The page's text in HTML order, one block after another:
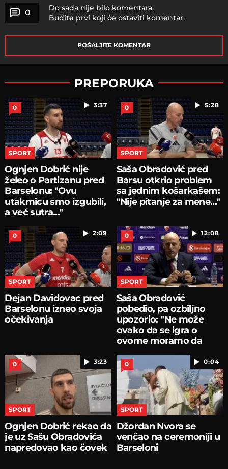
0
Do sada nije bilo komentara.
Budite prvi koji će ostaviti komentar.
POŠALJITE KOMENTAR
PREPORUKA
3:37
0
SPORT
Ognjen Dobrić nije
želeo o Partizanu pred
Barselonu: "Ovu
utakmicu smo izgubili,
a već sutra..."
5:28
0
SPORT
Saša Obradović pred
Barsu otkrio problem
sa jednim košarkašem:
"Nije pitanje za mene..."
2:09
0
SPORT
Dejan Davidovac pred
Barselonu izneo svoja
očekivanja
12:08
0
SPORT
Saša Obradović
pobedio, pa ozbiljno
upozorio: "Ne može
ovako da se igra o
ovome moramo da
3:23
0
SPORT
Ognjen Dobrić rekao da
je uz Sašu Obradovića
napredovao kao čovek
0:04
0
SPORT
Džordan Nvora se
venčao na ceremoniji u
Barseloni